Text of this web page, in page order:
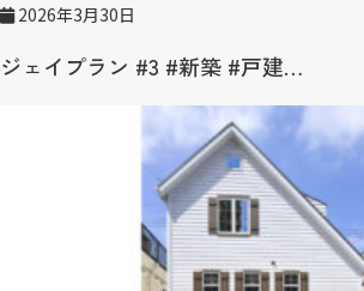
2026年3月30日
ジェイプラン #3 #新築 #戸建…